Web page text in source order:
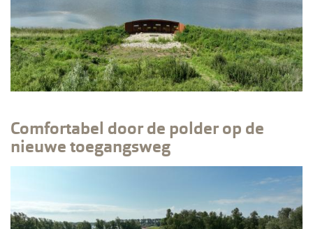
Comfortabel door de polder op de
nieuwe toegangsweg